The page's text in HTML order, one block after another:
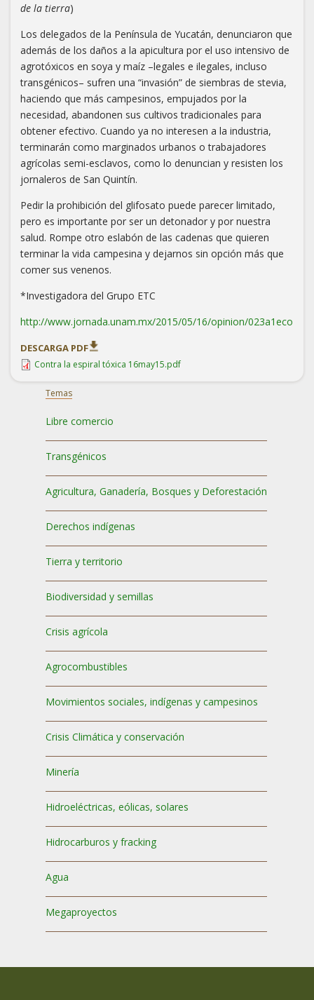
de la tierra)
Los delegados de la Península de Yucatán, denunciaron que
además de los daños a la apicultura por el uso intensivo de
agrotóxicos en soya y maíz –legales e ilegales, incluso
transgénicos– sufren una “invasión” de siembras de stevia,
haciendo que más campesinos, empujados por la
necesidad, abandonen sus cultivos tradicionales para
obtener efectivo. Cuando ya no interesen a la industria,
terminarán como marginados urbanos o trabajadores
agrícolas semi-esclavos, como lo denuncian y resisten los
jornaleros de San Quintín.
Pedir la prohibición del glifosato puede parecer limitado,
pero es importante por ser un detonador y por nuestra
salud. Rompe otro eslabón de las cadenas que quieren
terminar la vida campesina y dejarnos sin opción más que
comer sus venenos.
*Investigadora del Grupo ETC
http://www.jornada.unam.mx/2015/05/16/opinion/023a1eco
DESCARGA PDF
Contra la espiral tóxica 16may15.pdf
Temas
Libre comercio
Transgénicos
Agricultura, Ganadería, Bosques y Deforestación
Derechos indígenas
Tierra y territorio
Biodiversidad y semillas
Crisis agrícola
Agrocombustibles
Movimientos sociales, indígenas y campesinos
Crisis Climática y conservación
Minería
Hidroeléctricas, eólicas, solares
Hidrocarburos y fracking
Agua
Megaproyectos